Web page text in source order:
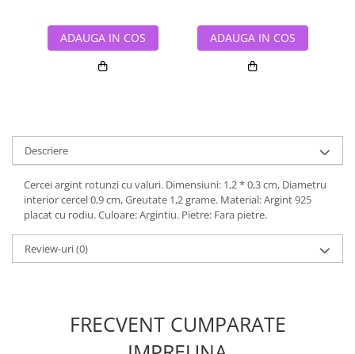
ADAUGA IN COS ADAUGA IN COS
Descriere
Cercei argint rotunzi cu valuri. Dimensiuni: 1,2 * 0,3 cm, Diametru
interior cercel 0,9 cm, Greutate 1,2 grame. Material: Argint 925
placat cu rodiu. Culoare: Argintiu. Pietre: Fara pietre.
Review-uri(0)
FRECVENT CUMPARATE